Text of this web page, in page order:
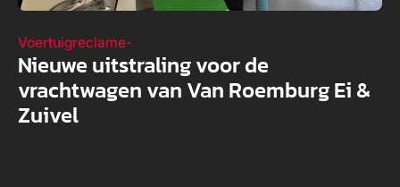
Voertuigreclame-
Nieuwe uitstraling voor de
vrachtwagen van Van Roemburg Ei &
Zuivel